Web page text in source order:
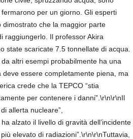
per un giorno. Gli esperti
che la maggior parte
raggiungerlo. Il professor Akira
state scaricate 7.5 tonnellate di acqua.
altri esempi probabilmente ha una
essere completamente piena, ma
crede che la TEPCO “stia
per contenere i danni”.\r\n\r\nIl
allerta nucleare”,
alzato il livello di gravità dell’incidente
elevato di radiazioni”.\r\n\r\nTuttavia,